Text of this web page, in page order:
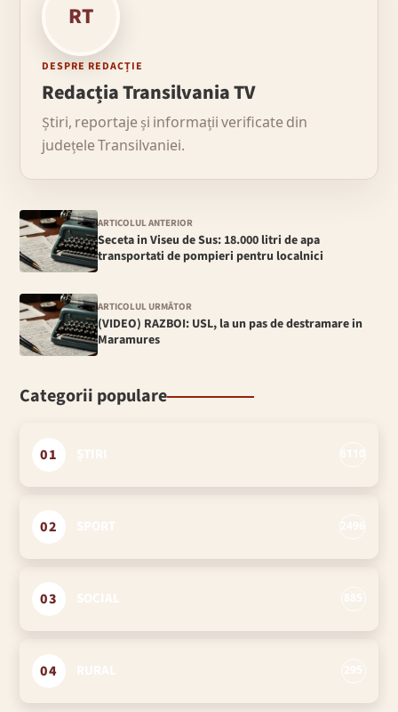
RT
DESPRE REDACȚIE
Redacția Transilvania TV
Știri, reportaje și informații verificate din
județele Transilvaniei.
ARTICOLUL ANTERIOR
Seceta in Viseu de Sus: 18.000 litri de apa
transportati de pompieri pentru localnici
ARTICOLUL URMĂTOR
(VIDEO) RAZBOI: USL, la un pas de destramare in
Maramures
Categorii populare
01
02
03
04